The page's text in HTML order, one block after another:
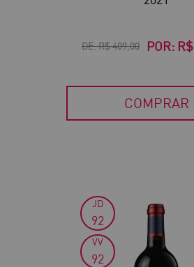
DE:R$ 409,00 POR:
COMPRAR
JD
92
VV
92